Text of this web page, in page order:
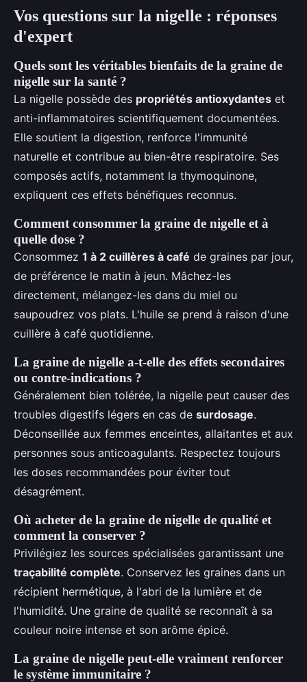
Vos questions sur la nigelle : réponses
d'expert
Quels sont les véritables bienfaits de la graine de
nigelle sur la santé ?
La nigelle possède des propriétés antioxydantes et
anti-inflammatoires scientifiquement documentées.
Elle soutient la digestion, renforce l'immunité
naturelle et contribue au bien-être respiratoire. Ses
composés actifs, notamment la thymoquinone,
expliquent ces effets bénéfiques reconnus.
Comment consommer la graine de nigelle et à
quelle dose ?
Consommez 1 à 2 cuillères à café de graines par jour,
de préférence le matin à jeun. Mâchez-les
directement, mélangez-les dans du miel ou
saupoudrez vos plats. L'huile se prend à raison d'une
cuillère à café quotidienne.
La graine de nigelle a-t-elle des effets secondaires
ou contre-indications ?
Généralement bien tolérée, la nigelle peut causer des
troubles digestifs légers en cas de surdosage.
Déconseillée aux femmes enceintes, allaitantes et aux
personnes sous anticoagulants. Respectez toujours
les doses recommandées pour éviter tout
désagrément.
Où acheter de la graine de nigelle de qualité et
comment la conserver ?
Privilégiez les sources spécialisées garantissant une
traçabilité complète. Conservez les graines dans un
récipient hermétique, à l'abri de la lumière et de
l'humidité. Une graine de qualité se reconnaît à sa
couleur noire intense et son arôme épicé.
La graine de nigelle peut-elle vraiment renforcer
le système immunitaire ?